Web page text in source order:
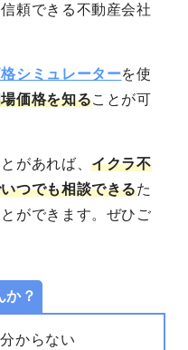
頼できる不動産会社
シミュレーターを使
価格を知ることが可
があれば、イクラ不
つでも相談できるた
ができます。 ぜひご
か？
からない